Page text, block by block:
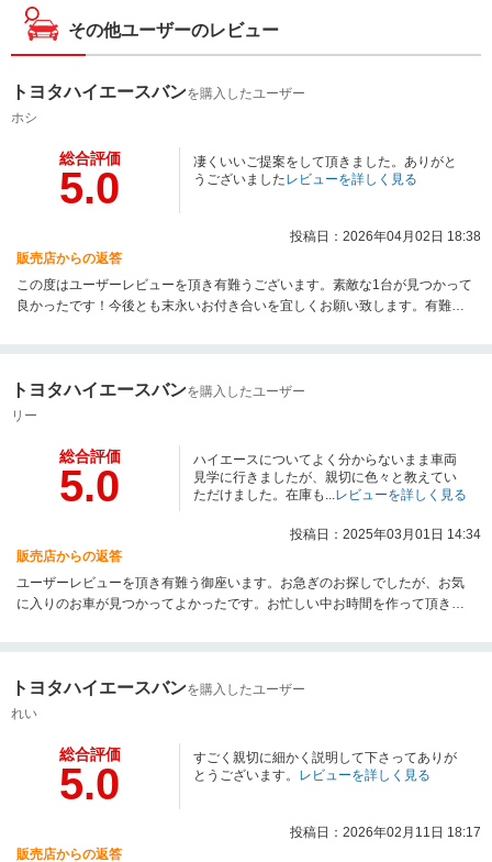
その他ユーザーのレビュー
トヨタハイエースバンを購入したユーザー
ホシ
総合評価
5.0
凄くいいご提案をして頂きました。ありがと
うございましたレビューを詳しく見る
投稿日：2026年04月02日 18:38
販売店からの返答
この度はユーザーレビューを頂き有難うございます。素敵な1台が見つかって
良かったです！今後とも末永いお付き合いを宜しくお願い致します。有難う
トヨタハイエースバンを購入したユーザー
リー
総合評価
5.0
ハイエースについてよく分からないまま車両
見学に行きましたが、親切に色々と教えてい
ただけました。在庫も... レビューを詳しく見る
投稿日：2025年03月01日 14:34
販売店からの返答
ユーザーレビューを頂き有難う御座います。お急ぎのお探しでしたが、お気
に入りのお車が見つかってよかったです。お忙しい中お時間を作って頂き有
います。
トヨタハイエースバンを購入したユーザー
れい
総合評価
5.0
すごく親切に細かく説明して下さってありが
とうございます。 レビューを詳しく見る
投稿日：2026年02月11日 18:17
販売店からの返答